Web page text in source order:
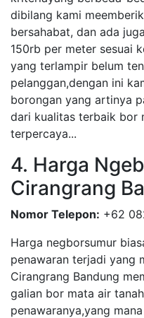
dibilang kami
bersahabat, dan ada
150rb per meter sesuai
yang terlampir belum
pelanggan,dengan ini
borongan yang artinya
dari kualitas terbaik bor
terpercaya...
4. Harga
Cirangrang
Nomor Telepon: +62
Harga negborsumur
penawaran terjadi yang
Cirangrang Bandung
galian bor mata air
penawaranya,yang